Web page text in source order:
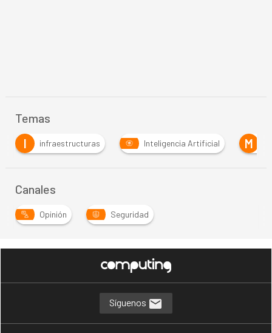
Temas
Inteligencia Artificial M Malware P Phishing
Canales
Opinión Seguridad
Síguenos